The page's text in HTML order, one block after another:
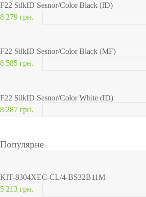
F22 SilkID Sesnor/Color Black (ID)
8 279 грн.
F22 SilkID Sesnor/Color Black (MF)
8 585 грн.
F22 SilkID Sesnor/Color White (ID)
8 287 грн.
Популярне
KIT-8304XEC-CL/4-BS32B11M
5 213 грн.